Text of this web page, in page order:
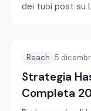
dei tuoi post su
Reach 5
Strategia
Completa